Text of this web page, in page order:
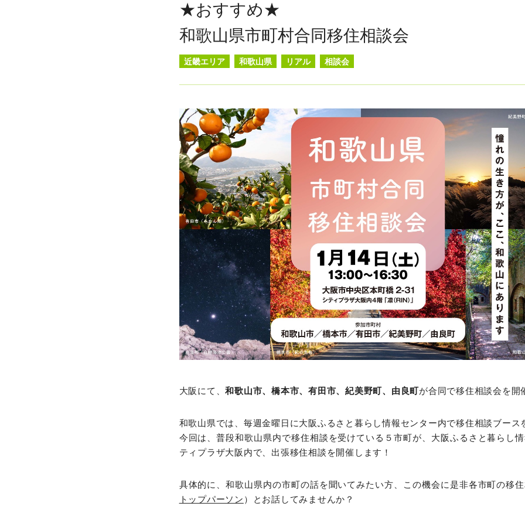
★おすすめ★
和歌山県市町村合同移住相談会
近畿エリア 和歌山県 リアル 相談会
大阪にて、和歌山市、橋本市、有田市、紀美野町、由良町が合同で移住相談会を開
和歌山県では、毎週金曜日に大阪ふるさと暮らし情報センター内で移住相談ブース
今回は、普段和歌山県内で移住相談を受けている５市町が、大阪ふるさと暮らし
ティプラザ大阪内で、出張移住相談を開催します！
具体的に、和歌山県内の市町の話を聞いてみたい方、この機会に是非各市町の移
トップパーソン ）とお話してみませんか？